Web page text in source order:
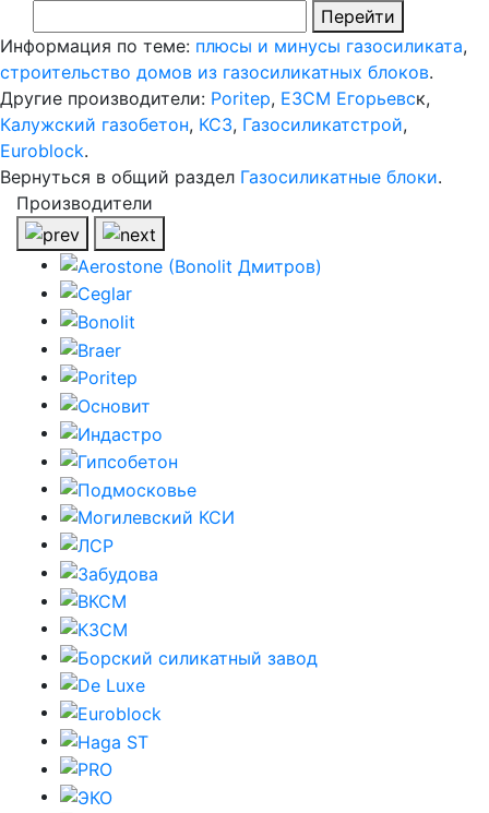
Перейти
Информация по теме: плюсы и минусы газосиликата,
строительство домов из газосиликатных блоков.
Другие производители: Poritep, ЕЗСМ Егорьевск,
Калужский газобетон, КСЗ, Газосиликатстрой,
Euroblock.
Вернуться в общий раздел Газосиликатные блоки.
Производители